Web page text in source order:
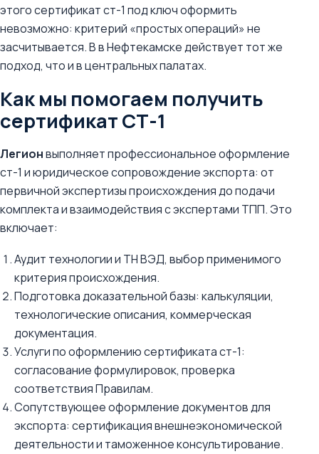
этого сертификат ст-1 под ключ оформить
невозможно: критерий «простых операций» не
засчитывается. В в Нефтекамске действует тот же
подход, что и в центральных палатах.
Как мы помогаем получить
сертификат СТ-1
Легионвыполняет профессиональное оформление
ст-1 и юридическое сопровождение экспорта: от
первичной экспертизы происхождения до подачи
комплекта и взаимодействия с экспертами ТПП. Это
включает:
Аудит технологии и ТН ВЭД, выбор применимого
критерия происхождения.
Подготовка доказательной базы: калькуляции,
технологические описания, коммерческая
документация.
Услуги по оформлению сертификата ст-1:
согласование формулировок, проверка
соответствия Правилам.
Сопутствующее оформление документов для
экспорта: сертификация внешнеэкономической
деятельности и таможенное консультирование.